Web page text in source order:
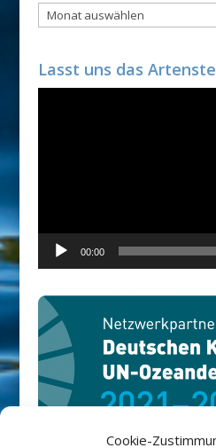
Cookie-
Archiv
Lasst uns das
00:00